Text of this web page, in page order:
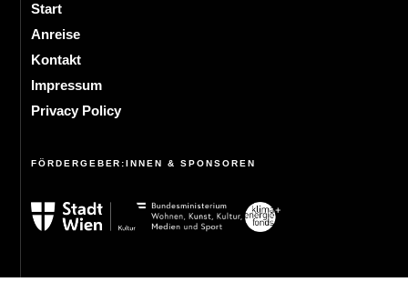
Start
Anreise
Kontakt
Impressum
Privacy Policy
FÖRDERGEBER:INNEN & SPONSOREN